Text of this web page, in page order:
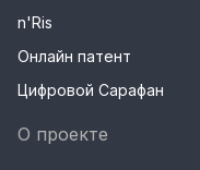
n'Ris
Онлайн патент
Цифровой Сарафан
О проекте